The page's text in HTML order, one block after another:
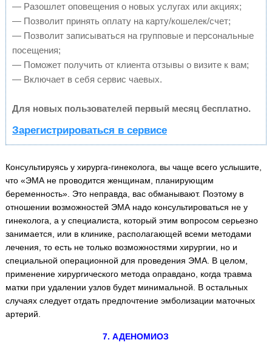
— Разошлет оповещения о новых услугах или акциях;
— Позволит принять оплату на карту/кошелек/счет;
— Позволит записываться на групповые и персональные
посещения;
— Поможет получить от клиента отзывы о визите к вам;
— Включает в себя сервис чаевых.
Для новых пользователей первый месяц бесплатно.
Зарегистрироваться в сервисе
Консультируясь у хирурга-гинеколога, вы чаще всего услышите,
что «ЭМА не проводится женщинам, планирующим
беременность». Это неправда, вас обманывают. Поэтому в
отношении возможностей ЭМА надо консультироваться не у
гинеколога, а у специалиста, который этим вопросом серьезно
занимается, или в клинике, располагающей всеми методами
лечения, то есть не только возможностями хирургии, но и
специальной операционной для проведения ЭМА. В целом,
применение хирургического метода оправдано, когда травма
матки при удалении узлов будет минимальной. В остальных
случаях следует отдать предпочтение эмболизации маточных
артерий.
7. АДЕНОМИОЗ